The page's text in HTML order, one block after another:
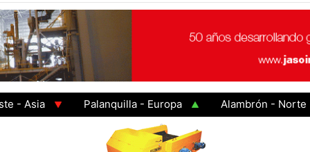
Palanquilla - Europa
Alambrón - Norte Europa